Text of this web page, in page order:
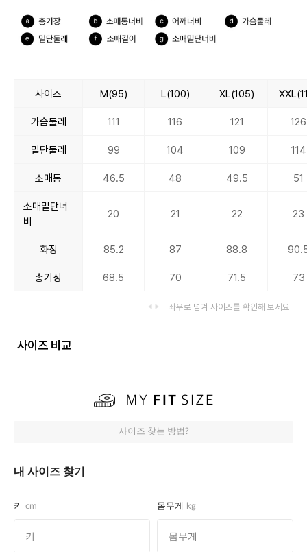
사이즈 M(95) L(100) XL(105)
가슴둘레 111 116 121 126
밑단둘레 99 104 109 114
소매통 46.5 48 49.5 51
소매밑단너
비
20 21 22 23
화장 85.2 87 88.8
총기장 68.5 70 71.5 73
좌우로 넘겨 사이즈를 확인해 보세요
사이즈 비교